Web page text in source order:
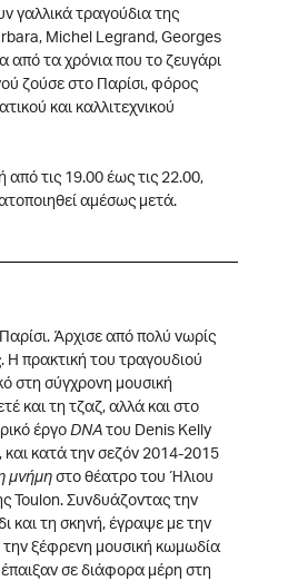
γαλλικά τραγούδια της
Michel Legrand, Georges
από τα χρόνια που το ζευγάρι
ζούσε στο Παρίσι, φόρος
και καλλιτεχνικού
από τις 19.00 έως τις 22.00,
αμέσως μετά.
Άρχισε από πολύ νωρίς
Η πρακτική του τραγουδιού
στη σύγχρονη μουσική
και τη τζαζ, αλλά και στο
έργο DNAτου Denis Kelly
κατά την σεζόν 2014-2015
μνήμηστο θέατρο του Ήλιου
Toulon. Συνδυάζοντας την
και τη σκηνή, έγραψε με την
ξέφρενη μουσική κωμωδία
έπαιξαν σε διάφορα μέρη στη